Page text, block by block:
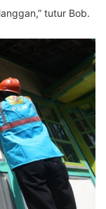
tutur Bob.